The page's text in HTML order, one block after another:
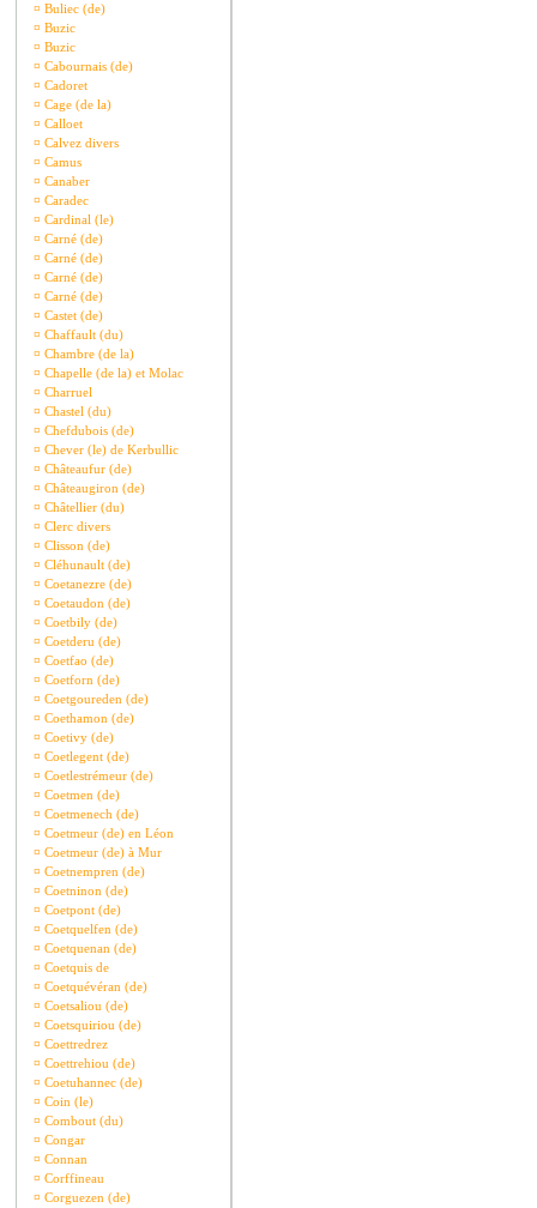
¤ Buliec (de)
¤ Buzic
¤ Buzic
¤ Cabournais (de)
¤ Cadoret
¤ Cage (de la)
¤ Calloet
¤ Calvez divers
¤ Camus
¤ Canaber
¤ Caradec
¤ Cardinal (le)
¤ Carné (de)
¤ Carné (de)
¤ Carné (de)
¤ Carné (de)
¤ Castet (de)
¤ Chaffault (du)
¤ Chambre (de la)
¤ Chapelle (de la) et Molac
¤ Charruel
¤ Chastel (du)
¤ Chefdubois (de)
¤ Chever (le) de Kerbullic
¤ Châteaufur (de)
¤ Châteaugiron (de)
¤ Châtellier (du)
¤ Clerc divers
¤ Clisson (de)
¤ Cléhunault (de)
¤ Coetanezre (de)
¤ Coetaudon (de)
¤ Coetbily (de)
¤ Coetderu (de)
¤ Coetfao (de)
¤ Coetforn (de)
¤ Coetgoureden (de)
¤ Coethamon (de)
¤ Coetivy (de)
¤ Coetlegent (de)
¤ Coetlestrémeur (de)
¤ Coetmen (de)
¤ Coetmenech (de)
¤ Coetmeur (de) en Léon
¤ Coetmeur (de) à Mur
¤ Coetnempren (de)
¤ Coetninon (de)
¤ Coetpont (de)
¤ Coetquelfen (de)
¤ Coetquenan (de)
¤ Coetquis de
¤ Coetquévéran (de)
¤ Coetsaliou (de)
¤ Coetsquiriou (de)
¤ Coettredrez
¤ Coettrehiou (de)
¤ Coetuhannec (de)
¤ Coin (le)
¤ Combout (du)
¤ Congar
¤ Connan
¤ Corffineau
¤ Corguezen (de)